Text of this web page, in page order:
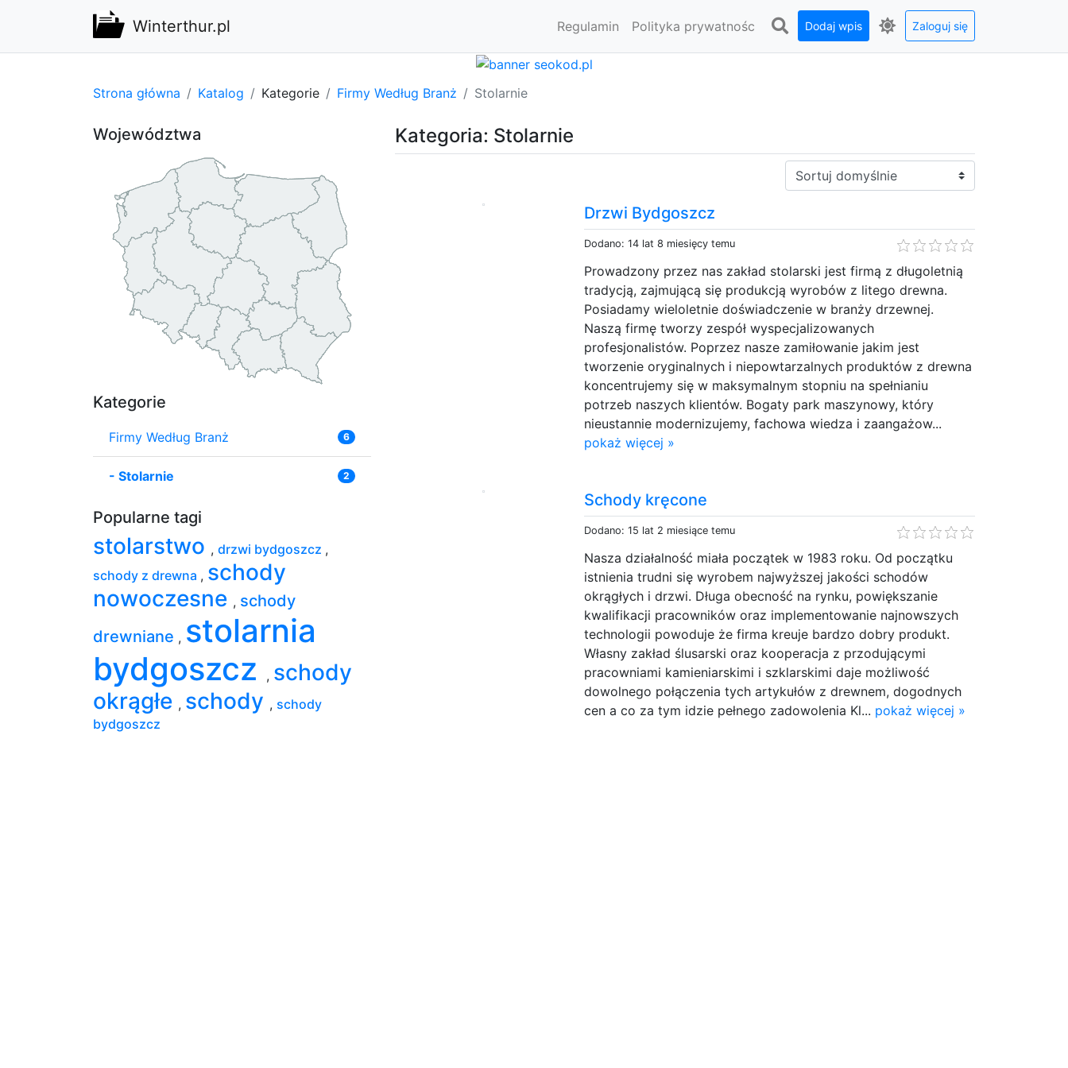
Winterthur.pl Regulamin Polityka prywatnośc Dodaj wpis Zaloguj się
Strona główna Katalog Kategorie Firmy Według Branż Stolarnie
Kategoria: Stolarnie
Sortuj:
Drzwi Bydgoszcz
Dodano: 14 lat 8 miesięcy temu
Prowadzony przez nas zakład stolarski jest firmą z długoletnią
tradycją, zajmującą się produkcją wyrobów z litego drewna.
Posiadamy wieloletnie doświadczenie w branży drzewnej.
Naszą firmę tworzy zespół wyspecjalizowanych
profesjonalistów. Poprzez nasze zamiłowanie jakim jest
tworzenie oryginalnych i niepowtarzalnych produktów z drewna
koncentrujemy się w maksymalnym stopniu na spełnianiu
potrzeb naszych klientów. Bogaty park maszynowy, który
nieustannie modernizujemy, fachowa wiedza i zaangażow...
pokaż więcej »
Schody kręcone
Dodano: 15 lat 2 miesiące temu
Nasza działalność miała początek w 1983 roku. Od początku
istnienia trudni się wyrobem najwyższej jakości schodów
okrągłych i drzwi. Długa obecność na rynku, powiększanie
kwalifikacji pracowników oraz implementowanie najnowszych
technologii powoduje że firma kreuje bardzo dobry produkt.
Własny zakład ślusarski oraz kooperacja z przodującymi
pracowniami kamieniarskimi i szklarskimi daje możliwość
dowolnego połączenia tych artykułów z drewnem, dogodnych
cen a co za tym idzie pełnego zadowolenia Kl... pokaż więcej »
Województwa
Kategorie
Firmy Według Branż 6
- Stolarnie 2
Popularne tagi
stolarstwo , drzwi bydgoszcz ,
schody z drewna , schody
nowoczesne , schody
drewniane , stolarnia
bydgoszcz
, schody
okrągłe , schody , schody
bydgoszcz